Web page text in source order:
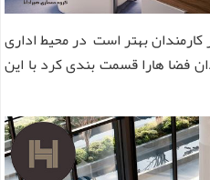
بهتر است در محیط اداری
فضا هارا قسمت بندی کرد ‌با این